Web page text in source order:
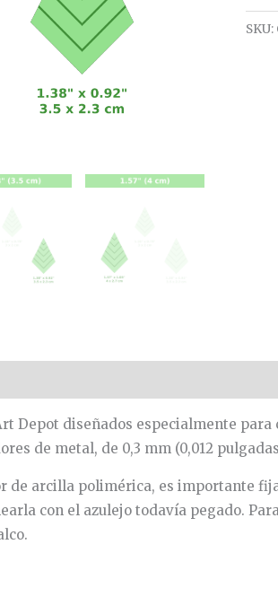
SKU:
Depot diseñados especialmente
de metal, de 0,3 mm (0,012
de arcilla polimérica, es importante
con el azulejo todavía pegado.